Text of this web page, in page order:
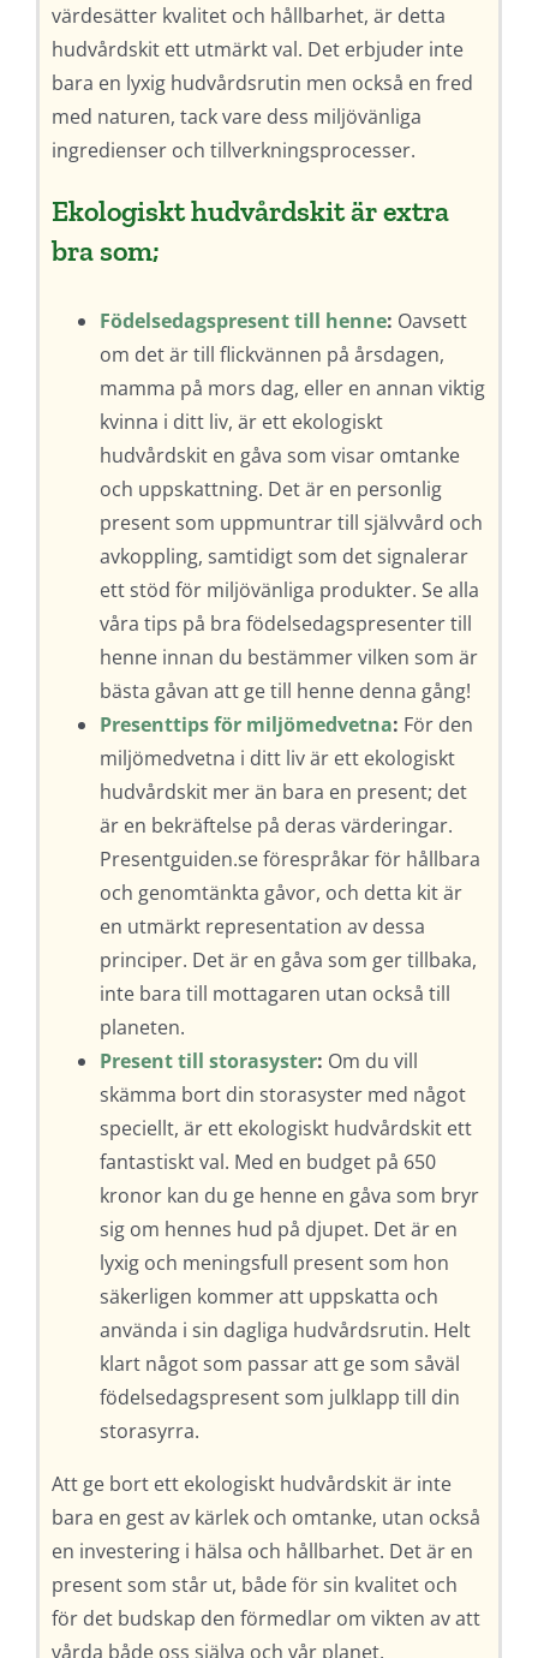
värdesätter kvalitet och hållbarhet, är detta
hudvårdskit ett utmärkt val. Det erbjuder inte
bara en lyxig hudvårdsrutin men också en fred
med naturen, tack vare dess miljövänliga
ingredienser och tillverkningsprocesser.
Ekologiskt hudvårdskit är extra
bra som;
Födelsedagspresent till henne: Oavsett
om det är till flickvännen på årsdagen,
mamma på mors dag, eller en annan viktig
kvinna i ditt liv, är ett ekologiskt
hudvårdskit en gåva som visar omtanke
och uppskattning. Det är en personlig
present som uppmuntrar till självvård och
avkoppling, samtidigt som det signalerar
ett stöd för miljövänliga produkter. Se alla
våra tips på bra födelsedagspresenter till
henne innan du bestämmer vilken som är
bästa gåvan att ge till henne denna gång!
Presenttips för miljömedvetna: För den
miljömedvetna i ditt liv är ett ekologiskt
hudvårdskit mer än bara en present; det
är en bekräftelse på deras värderingar.
Presentguiden.se förespråkar för hållbara
och genomtänkta gåvor, och detta kit är
en utmärkt representation av dessa
principer. Det är en gåva som ger tillbaka,
inte bara till mottagaren utan också till
planeten.
Present till storasyster: Om du vill
skämma bort din storasyster med något
speciellt, är ett ekologiskt hudvårdskit ett
fantastiskt val. Med en budget på 650
kronor kan du ge henne en gåva som bryr
sig om hennes hud på djupet. Det är en
lyxig och meningsfull present som hon
säkerligen kommer att uppskatta och
använda i sin dagliga hudvårdsrutin. Helt
klart något som passar att ge som såväl
födelsedagspresent som julklapp till din
storasyrra.
Att ge bort ett ekologiskt hudvårdskit är inte
bara en gest av kärlek och omtanke, utan också
en investering i hälsa och hållbarhet. Det är en
present som står ut, både för sin kvalitet och
för det budskap den förmedlar om vikten av att
vårda både oss själva och vår planet.